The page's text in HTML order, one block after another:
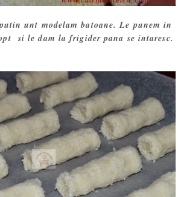
unt modelam batoane. Le punem in
si le dam la frigider pana se intaresc.